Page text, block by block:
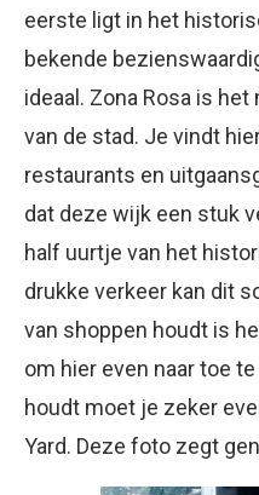
eerste ligt in het
bekende
ideaal. Zona Rosa is
van de stad. Je vindt
restaurants en
dat deze wijk een stuk
half uurtje van het
drukke verkeer kan dit
van shoppen houdt is
om hier even naar toe
houdt moet je zeker
Yard. Deze foto zegt